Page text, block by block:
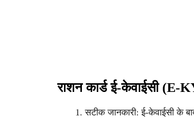
राशन कार्ड ई-केवाईसी (e-
सटीक जानकारी: ई-केवाईसी के